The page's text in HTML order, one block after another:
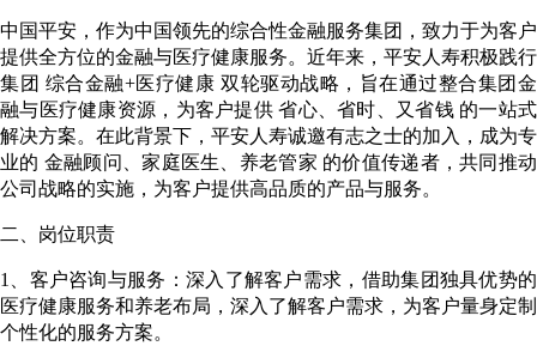
中国平安，作为中国领先的综合性金融服务集团，致力于为客户
提供全方位的金融与医疗健康服务。近年来，平安人寿积极践行
集团 综合金融+医疗健康 双轮驱动战略，旨在通过整合集团金
融与医疗健康资源，为客户提供 省心、省时、又省钱 的一站式
解决方案。在此背景下，平安人寿诚邀有志之士的加入，成为专
业的 金融顾问、家庭医生、养老管家 的价值传递者，共同推动
公司战略的实施，为客户提供高品质的产品与服务。
二、岗位职责
1、客户咨询与服务：深入了解客户需求，借助集团独具优势的
医疗健康服务和养老布局，深入了解客户需求，为客户量身定制
个性化的服务方案。